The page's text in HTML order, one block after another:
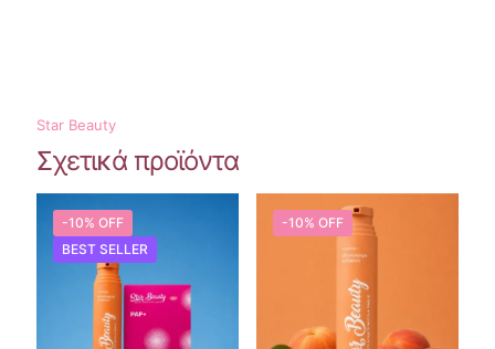
Star Beauty
Σχετικά προϊόντα
-10% OFF
BEST SELLER
-10% OFF